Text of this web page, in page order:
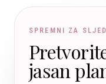
SPREMNI ZA
jasan